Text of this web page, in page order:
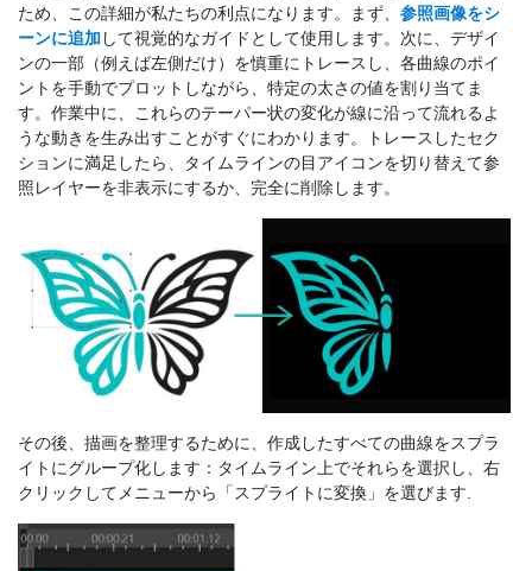
ため、この詳細が私たちの利点になります。まず、 参照画像をシ
ーンに追加して視覚的なガイドとして使用します。次に、デザイ
ンの一部（例えば左側だけ）を慎重にトレースし、各曲線のポイ
ントを手動でプロットしながら、特定の太さの値を割り当てま
す。作業中に、これらのテーパー状の変化が線に沿って流れるよ
うな動きを生み出すことがすぐにわかります。トレースしたセク
ションに満足したら、タイムラインの目アイコンを切り替えて参
照レイヤーを非表示にするか、完全に削除します。
その後、描画を整理するために、作成したすべての曲線をスプラ
イトにグループ化します：タイムライン上でそれらを選択し、右
クリックしてメニューから「スプライトに変換」を選びます.